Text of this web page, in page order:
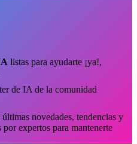
listas para ayudarte ¡ya!,
de IA de la comunidad
novedades, tendencias y
expertos para mantenerte